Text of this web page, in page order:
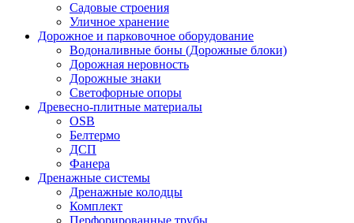
Садовые строения
Уличное хранение
Дорожное и парковочное оборудование
Водоналивные боны (Дорожные блоки)
Дорожная неровность
Дорожные знаки
Светофорные опоры
Древесно-плитные материалы
OSB
Белтермо
ДСП
Фанера
Дренажные системы
Дренажные колодцы
Комплект